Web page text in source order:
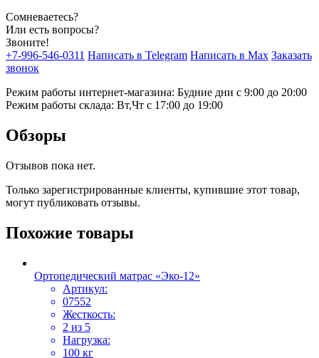
Сомневаетесь?
Или есть вопросы?
Звоните!
+7-996-546-0311 Написать в Telegram Написать в Max Заказать
звонок
Режим работы интернет-магазина: Будние дни с 9:00 до 20:00
Режим работы склада: Вт,Чт с 17:00 до 19:00
Обзоры
Отзывов пока нет.
Только зарегистрированные клиенты, купившие этот товар,
могут публиковать отзывы.
Похожие товары
Ортопедический матрас «Эко-12»
Артикул:
07552
Жесткость:
2 из 5
Нагрузка:
100 кг